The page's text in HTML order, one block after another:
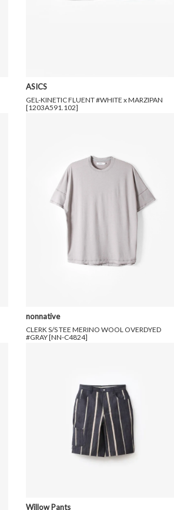
ASICS
GEL-KINETIC FLUENT #WHITE x MARZIPAN
[1203A591.102]
nonnative
CLERK S/S TEE MERINO WOOL OVERDYED
#GRAY [NN-C4824]
Willow Pants